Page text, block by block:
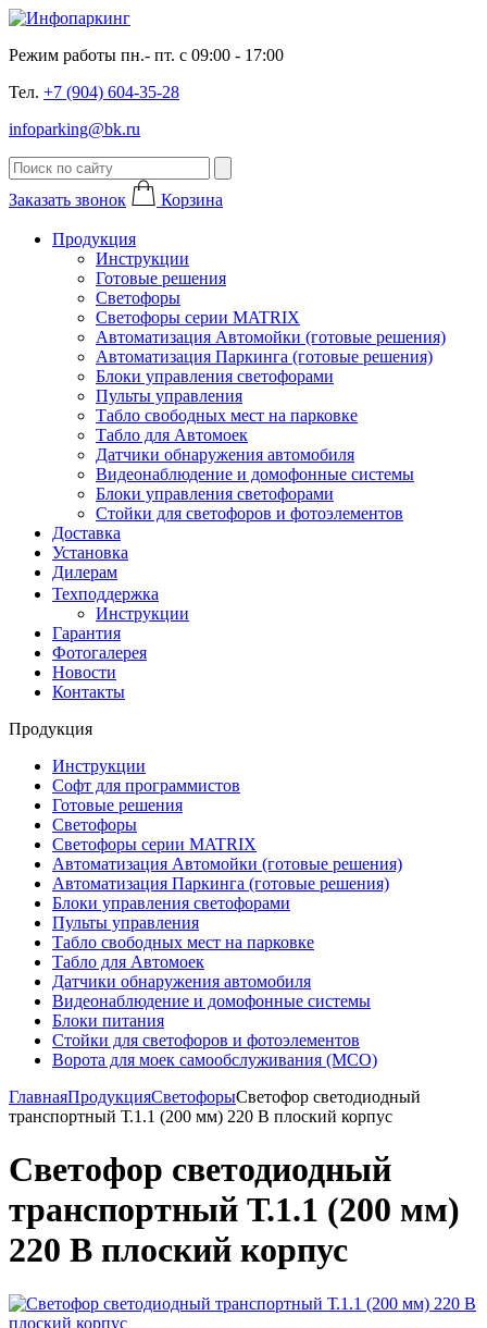
Режим работы пн.- пт. с 09:00 - 17:00
Тел. +7 (904) 604-35-28
infoparking@bk.ru
Заказать звонок Корзина
Продукция
Инструкции
Готовые решения
Светофоры
Светофоры серии MATRIX
Автоматизация Автомойки (готовые решения)
Автоматизация Паркинга (готовые решения)
Блоки управления светофорами
Пульты управления
Табло свободных мест на парковке
Табло для Автомоек
Датчики обнаружения автомобиля
Видеонаблюдение и домофонные системы
Блоки управления светофорами
Стойки для светофоров и фотоэлементов
Доставка
Установка
Дилерам
Техподдержка
Инструкции
Гарантия
Фотогалерея
Новости
Контакты
Продукция
Инструкции
Софт для программистов
Готовые решения
Светофоры
Светофоры серии MATRIX
Автоматизация Автомойки (готовые решения)
Автоматизация Паркинга (готовые решения)
Блоки управления светофорами
Пульты управления
Табло свободных мест на парковке
Табло для Автомоек
Датчики обнаружения автомобиля
Видеонаблюдение и домофонные системы
Блоки питания
Стойки для светофоров и фотоэлементов
Ворота для моек самообслуживания (МСО)
ГлавнаяПродукцияСветофорыСветофор светодиодный
транспортный Т.1.1 (200 мм) 220 В плоский корпус
Светофор светодиодный
транспортный Т.1.1 (200 мм)
220 В плоский корпус